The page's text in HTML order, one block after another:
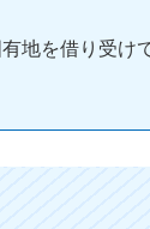
地を借り受け